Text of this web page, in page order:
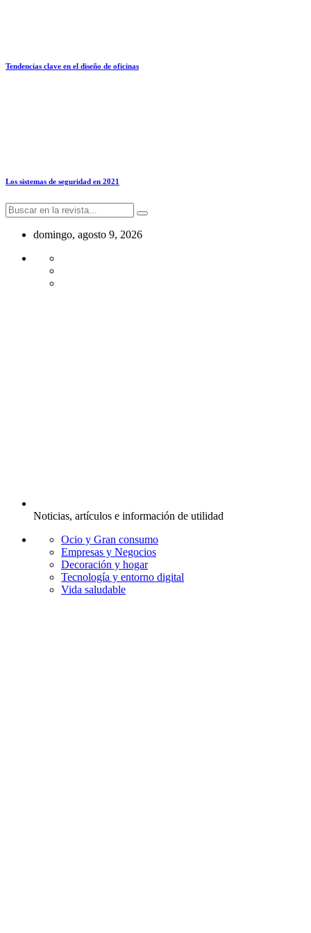
Tendencias clave en el diseño de oficinas
Los sistemas de seguridad en 2021
domingo, agosto 9, 2026
Noticias, artículos e información de utilidad
Ocio y Gran consumo
Empresas y Negocios
Decoración y hogar
Tecnología y entorno digital
Vida saludable